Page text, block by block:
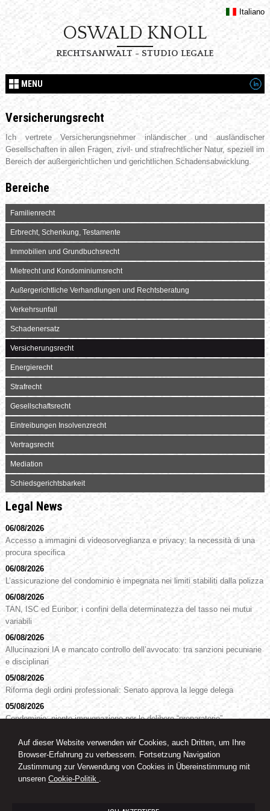
Auf dieser Website verwenden wir Cookies, auch Dritten, um Ihre
Browser-Erfahrung zu verbessern. Fortsetzung Navigation
Zustimmung zur Verwendung von Cookies in Übereinstimmung mit
unseren Cookie-Politik .
Italiano
OSWALD KNOLL
RECHTSANWALT - STUDIO LEGALE
MENU
Versicherungsrecht
Ich vertrete Versicherungsnehmer inländischer und ausländischer
Gesellschaften in allen Fragen, zivil- und strafrechtlicher Natur, speziell im
Bereich der außergerichtlichen und gerichtlichen Schadensabwicklung.
Bereiche
Familienrecht
Erbrecht, Schenkung, Testamente
Immobilien und Grundbuchsrecht
Mietrecht und Kondominiumsrecht
Außergerichtliche Verhandlungen und Rechtsberatung
Verkehrsunfall
Schadenersatz
Versicherungsrecht
Energierecht
Strafrecht
Gesellschaftsrecht
Eintreibungen Insolvenzrecht
Vertragsrecht
Mediation
Schiedsgerichtsbarkeit
Legal News
06/08/2026
Accesso a immagini di videosorveglianza e privacy: la necessità di una
procura specifica
06/08/2026
L’assicurazione del condominio è impegnata nei limiti stabiliti dalla polizza
06/08/2026
TAN, ISC ed Euribor: i confini della determinatezza del tasso nei mutui
variabili
06/08/2026
Allucinazioni IA e mancato controllo dell’avvocato: tra sanzioni pecuniarie
e disciplinari
05/08/2026
Riforma degli ordini professionali: Senato approva la legge delega
05/08/2026
Condominio: niente impugnazione per le delibere “preparatorie”
RA. Dr. Oswald Knoll
Rechtsanwalt